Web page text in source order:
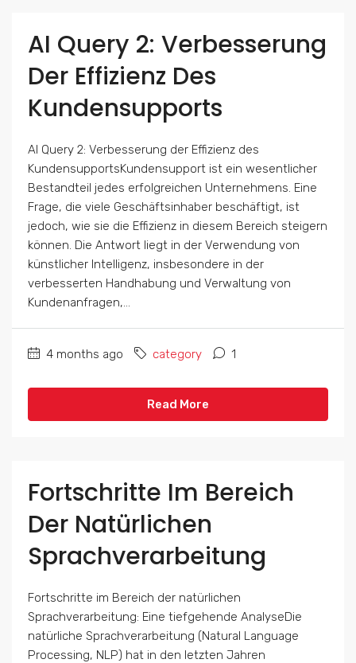
AI Query 2: Verbesserung
Der Effizienz Des
Kundensupports
AI Query 2: Verbesserung der Effizienz des
KundensupportsKundensupport ist ein wesentlicher
Bestandteil jedes erfolgreichen Unternehmens. Eine
Frage, die viele Geschäftsinhaber beschäftigt, ist
jedoch, wie sie die Effizienz in diesem Bereich steigern
können. Die Antwort liegt in der Verwendung von
künstlicher Intelligenz, insbesondere in der
verbesserten Handhabung und Verwaltung von
Kundenanfragen,...
4 months ago category 1
Read More
Fortschritte Im Bereich
Der Natürlichen
Sprachverarbeitung
Fortschritte im Bereich der natürlichen
Sprachverarbeitung: Eine tiefgehende AnalyseDie
natürliche Sprachverarbeitung (Natural Language
Processing, NLP) hat in den letzten Jahren